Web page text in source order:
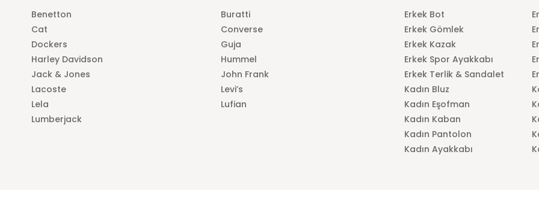
Benetton
Buratti
Cat
Converse
Dockers
Guja
Harley Davidson
Hummel
Jack & Jones
John Frank
Lacoste
Levi’s
Lela
Lufian
Lumberjack
Erkek Bot
Erkek Gömlek
Erkek Kazak
Erkek Spor Ayakkabı
Erkek Terlik & Sandalet
Kadın Bluz
Kadın Eşofman
Kadın Kaban
Kadın Pantolon
Kadın Ayakkabı